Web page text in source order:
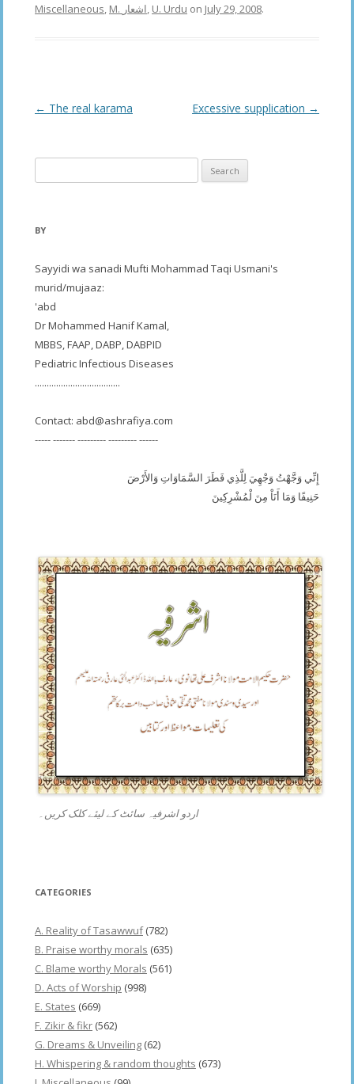
Miscellaneous, M. اشعار, U. Urdu on July 29, 2008.
Post
← The real karama Excessive supplication →
for:
BY
Sayyidi wa sanadi Mufti Mohammad Taqi Usmani's
murid/mujaaz:
'abd
Dr Mohammed Hanif Kamal,
MBBS, FAAP, DABP, DABPID
Pediatric Infectious Diseases
....................................
Contact: abd@ashrafiya.com
----- ------- --------- --------- ------
إِنِّي وَجَّهْتُ وَجْهِيَ لِلَّذِي فَطَرَ السَّمَاوَاتِ وَالأَرْضَ
حَنِيفًا وَمَا أَنَاْ مِنَ لْمُشْرِكِينَ
اردو اشرفیہ سائٹ کے لیئے کلک کریں۔
CATEGORIES
A. Reality of Tasawwuf(782)
B. Praise worthy morals (635)
C. Blame worthy Morals (561)
D. Acts of Worship (998)
E. States (669)
F. Zikir & fikr (562)
G. Dreams & Unveiling (62)
H. Whispering & random thoughts (673)